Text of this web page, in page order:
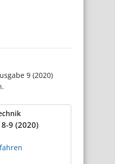
9 (2020)
9 (2020)